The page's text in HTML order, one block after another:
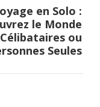
en Solo :
le Monde
ou
Seules